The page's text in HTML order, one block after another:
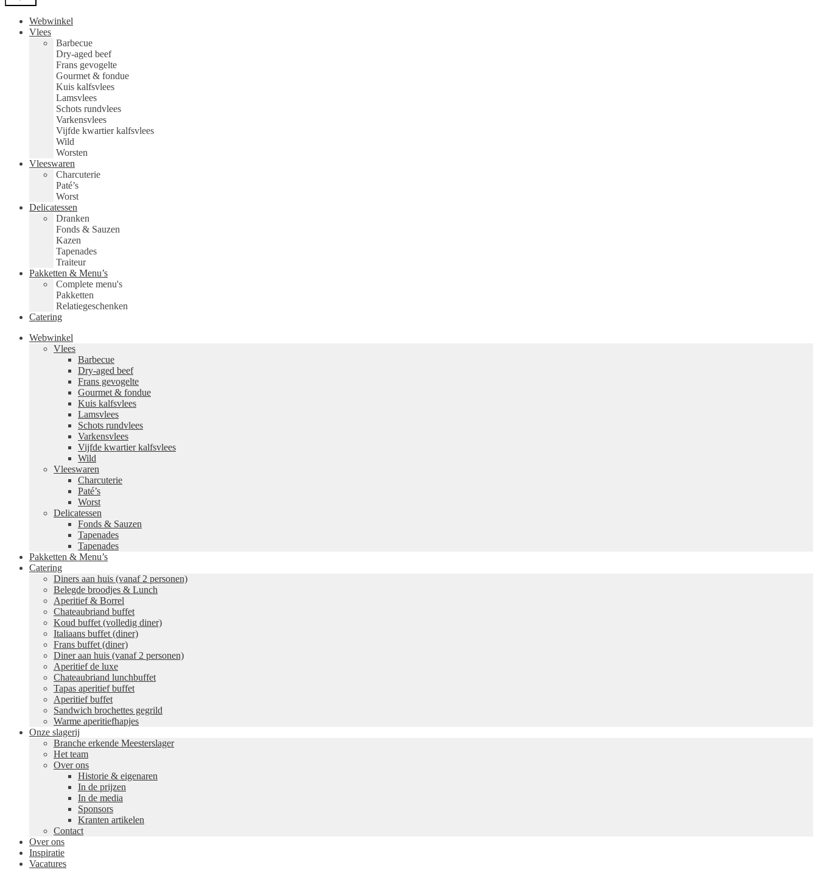
Webwinkel
Vlees
Barbecue
Dry-aged beef
Frans gevogelte
Gourmet & fondue
Kuis kalfsvlees
Lamsvlees
Schots rundvlees
Varkensvlees
Vijfde kwartier kalfsvlees
Wild
Worsten
Vleeswaren
Charcuterie
Paté’s
Worst
Delicatessen
Dranken
Fonds & Sauzen
Kazen
Tapenades
Traiteur
Pakketten & Menu’s
Complete menu's
Pakketten
Relatiegeschenken
Catering
Webwinkel
Vlees
Barbecue
Dry-aged beef
Frans gevogelte
Gourmet & fondue
Kuis kalfsvlees
Lamsvlees
Schots rundvlees
Varkensvlees
Vijfde kwartier kalfsvlees
Wild
Vleeswaren
Charcuterie
Paté’s
Worst
Delicatessen
Fonds & Sauzen
Tapenades
Tapenades
Pakketten & Menu’s
Catering
Diners aan huis (vanaf 2 personen)
Belegde broodjes & Lunch
Aperitief & Borrel
Chateaubriand buffet
Koud buffet (volledig diner)
Italiaans buffet (diner)
Frans buffet (diner)
Diner aan huis (vanaf 2 personen)
Aperitief de luxe
Chateaubriand lunchbuffet
Tapas aperitief buffet
Aperitief buffet
Sandwich brochettes gegrild
Warme aperitiefhapjes
Onze slagerij
Branche erkende Meesterslager
Het team
Over ons
Historie & eigenaren
In de prijzen
In de media
Sponsors
Kranten artikelen
Contact
Over ons
Inspiratie
Vacatures